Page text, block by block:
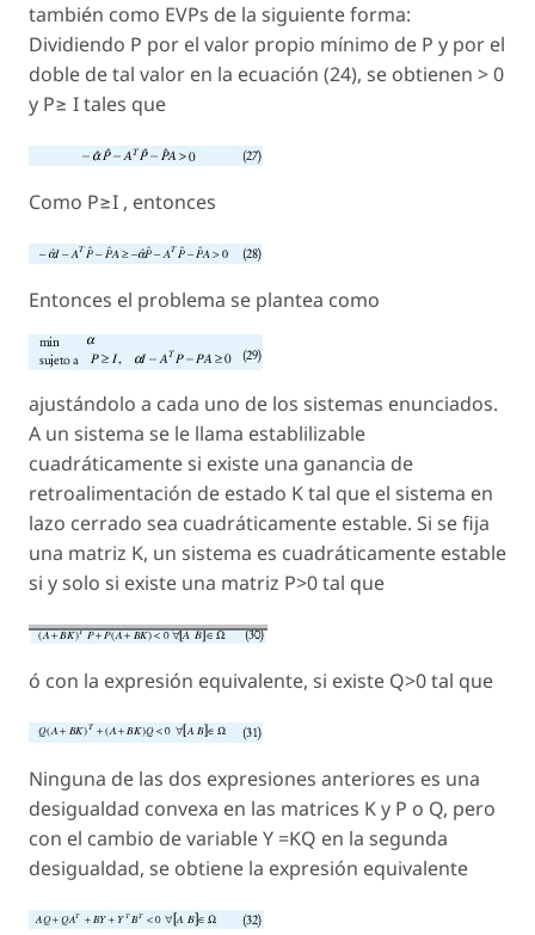
también como EVPs de la siguiente forma:
Dividiendo P por el valor propio mínimo de P y por el
doble de tal valor en la ecuación (24), se obtienen > 0
y P≥ I tales que
Como P≥I , entonces
Entonces el problema se plantea como
ajustándolo a cada uno de los sistemas enunciados.
A un sistema se le llama establilizable
cuadráticamente si existe una ganancia de
retroalimentación de estado K tal que el sistema en
lazo cerrado sea cuadráticamente estable. Si se fija
una matriz K, un sistema es cuadráticamente estable
si y solo si existe una matriz P>0 tal que
ó con la expresión equivalente, si existe Q>0 tal que
Ninguna de las dos expresiones anteriores es una
desigualdad convexa en las matrices K y P o Q, pero
con el cambio de variable Y =KQ en la segunda
desigualdad, se obtiene la expresión equivalente